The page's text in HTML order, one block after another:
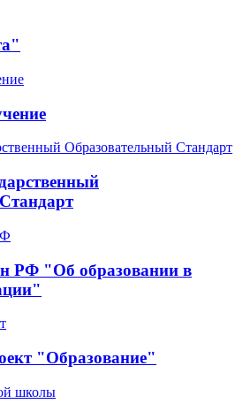
РФ "Об образовании в
"Образование"